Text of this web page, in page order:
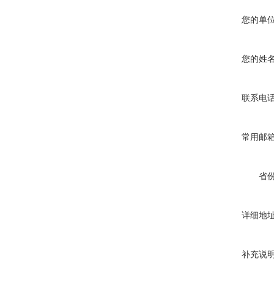
您的单
您的姓
联系电
常用邮
省
详细地
补充说